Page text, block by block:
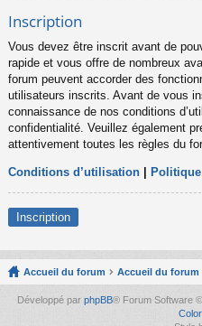
Inscription
Vous devez être inscrit avant de
rapide et vous offre de nombreux
forum peuvent accorder des
utilisateurs inscrits. Avant de vous
connaissance de nos conditions
confidentialité. Veuillez également
attentivement toutes les règles du
Conditions d’utilisation
Inscription
Accueil du forum Accueil du forum
Développé par phpBB® Forum Software